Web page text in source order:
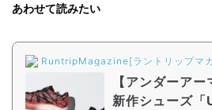
あわせて読みたい
RuntripMagazine[ラントリップマ
【アンダーア
新作シューズ「